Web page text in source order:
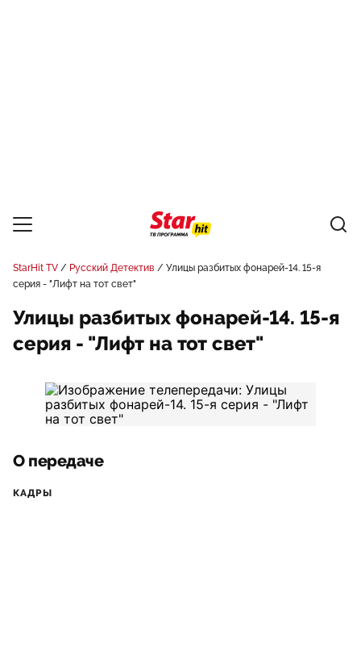
StarHit TV Русский Детектив
Улицы разбитых фонарей-14. 15-я
серия - "Лифт на тот свет"
Улицы разбитых фонарей-14. 15-я
серия - "Лифт на тот свет"
О передаче
КАДРЫ